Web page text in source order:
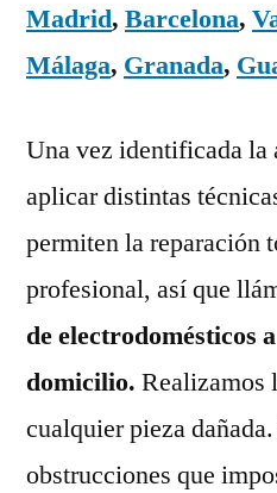
Madrid, Barcelona,
Málaga, Granada,
Una vez identificada la
aplicar distintas
permiten la reparación
profesional, así que
de electrodomésticos a
domicilio. Realizamos
cualquier pieza
obstrucciones que